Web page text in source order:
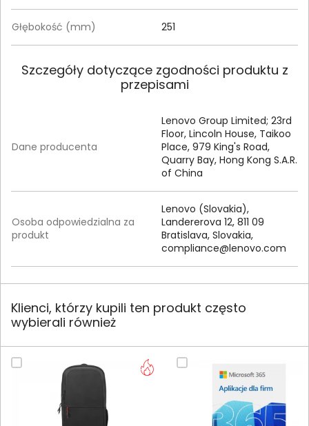
Głębokość (mm) 251
Szczegóły dotyczące zgodności produktu z
przepisami
Dane producenta
Lenovo Group Limited; 23rd
Floor, Lincoln House, Taikoo
Place, 979 King's Road,
Quarry Bay, Hong Kong S.A.R.
of China
Osoba odpowiedzialna za
produkt
Lenovo (Slovakia),
Landererova 12, 811 09
Bratislava, Slovakia,
compliance@lenovo.com
Klienci, którzy kupili ten produkt często
wybierali również